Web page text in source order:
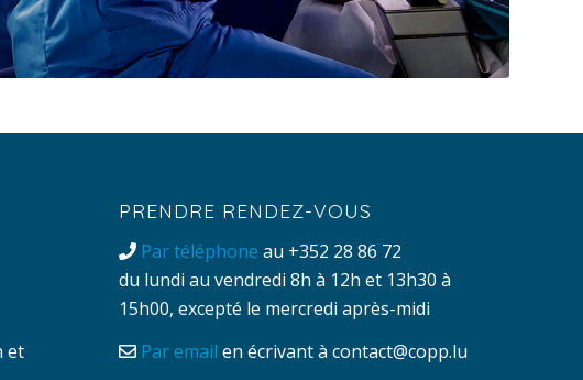
et
PRENDRE RENDEZ-VOUS
Par téléphone au +352 28 86 72
du lundi au vendredi 8h à 12h et 13h30 à
15h00, excepté le mercredi après-midi
Par email en écrivant àcontact@copp.lu